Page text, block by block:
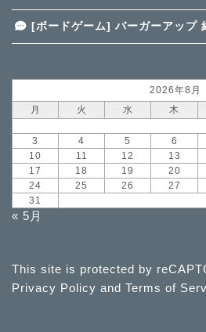
[ボードゲーム] バーガーアップ
2026年8月
月
火 水 木
3
4 5 6
10
11 12 13
17
18 19 20
24
25 26 27
31
« 5月
This site is protected by
Privacy Policy and Terms of